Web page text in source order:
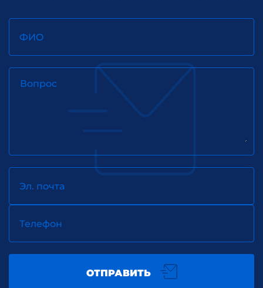
ФИО
Вопрос
Эл. почта
Телефон
ОТПРАВИТЬ